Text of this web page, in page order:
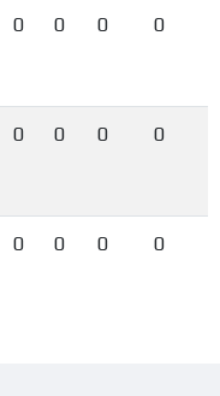
0 0 0 0
0 0 0 0
0 0 0 0